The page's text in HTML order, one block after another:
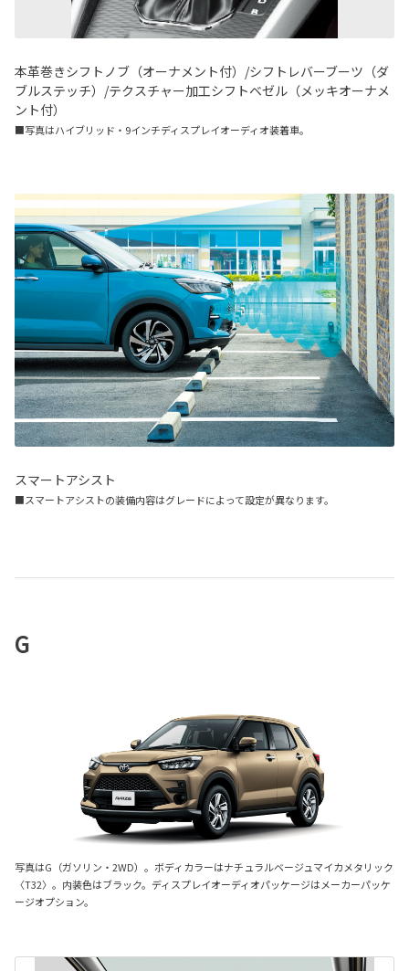
本革巻きシフトノブ（オーナメント付）/シフトレバーブーツ（ダ
ブルステッチ）/テクスチャー加工シフトベゼル（メッキオーナメ
ント付）
■写真はハイブリッド・9インチディスプレイオーディオ装着車。
スマートアシスト
■スマートアシストの装備内容はグレードによって設定が異なります。
G
写真はG（ガソリン・2WD）。ボディカラーはナチュラルベージュマイカメタリック
〈T32〉。内装色はブラック。ディスプレイオーディオパッケージはメーカーパッケ
ージオプション。